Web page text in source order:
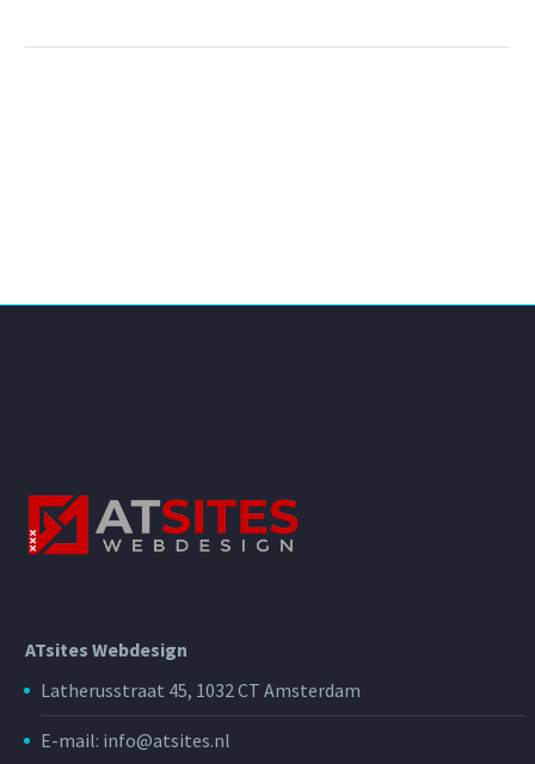
ATsites Webdesign
Latherusstraat 45, 1032 CT Amsterdam
E-mail: info@atsites.nl